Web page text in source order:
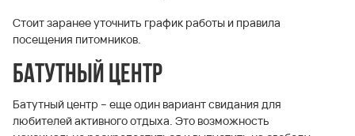
Стоит заранее уточнить график работы и правила
посещения питомников.
Батутный центр
Батутный центр – еще один вариант свидания для
любителей активного отдыха. Это возможность